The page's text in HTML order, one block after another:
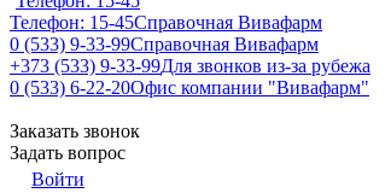
Телефон: 15-45Справочная Вивафарм
0 (533) 9-33-99Справочная Вивафарм
+373 (533) 9-33-99Для звонков из-за рубежа
0 (533) 6-22-20Офис компании "Вивафарм"
Заказать звонок
Задать вопрос
Войти